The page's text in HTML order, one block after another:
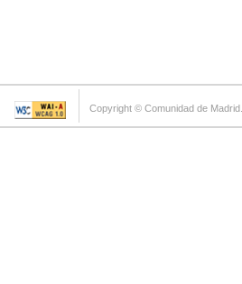
Copyright © Comunidad de Madrid.